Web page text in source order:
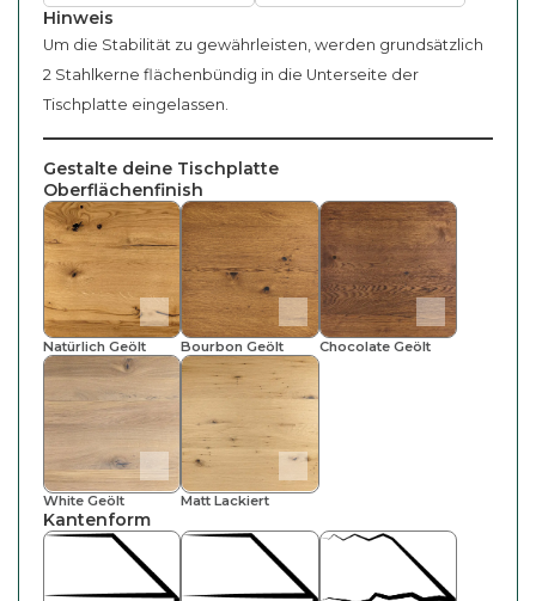
Hinweis
Um die Stabilität zu gewährleisten, werden grundsätzlich
2 Stahlkerne flächenbündig in die Unterseite der
Tischplatte eingelassen.
Gestalte deine Tischplatte
Oberflächenfinish
Natürlich Geölt Bourbon Geölt Chocolate Geölt
White Geölt Matt Lackiert
Kantenform